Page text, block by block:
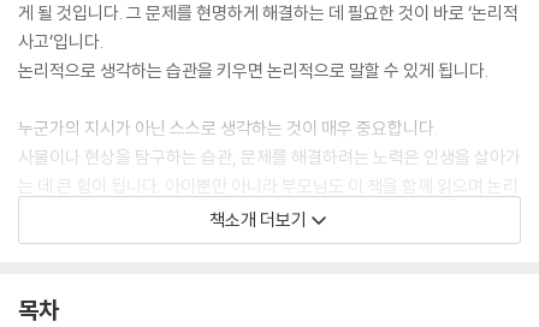
게 될 것입니다. 그 문제를 현명하게 해결하는 데 필요한 것이 바로 ‘논리적
사고’입니다.
논리적으로 생각하는 습관을 키우면 논리적으로 말할 수 있게 됩니다.
누군가의 지시가 아닌 스스로 생각하는 것이 매우 중요합니다.
사물이나 현상을 탐구하는 습관, 문제를 해결하려는 노력은 인생을 살아가
는 데 큰 힘이 됩니다. 아이뿐만 아니라 부모님도 이 책을 함께 읽으며 논리
적 사고를 성장시킬 수 있습니다.
이 책은 앞으로 사회생활을 하게 될 아이들이 삶에서 큰 무기가 될 논리적
게 해 줄 것입니다.
책소개 더보기
목차